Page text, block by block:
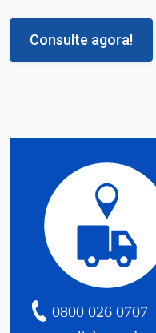
Consulte agora!
0800 026 0707